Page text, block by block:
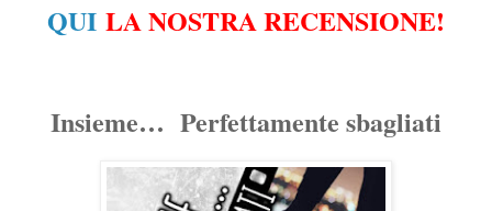
QUI LA NOSTRA RECENSIONE!
Insieme… Perfettamente sbagliati